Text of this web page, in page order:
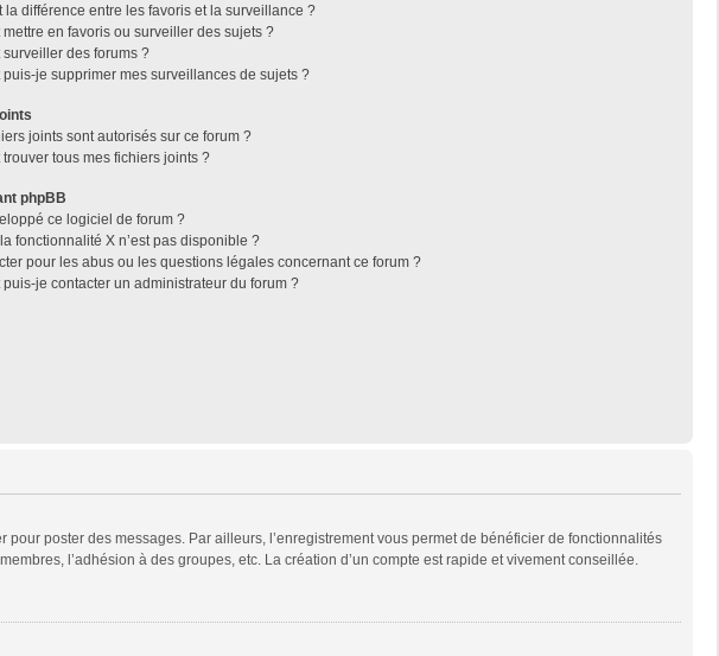
la différence entre les favoris et la surveillance ?
en favoris ou surveiller des sujets ?
surveiller des forums ?
puis-je supprimer mes surveillances de sujets ?
joints sont autorisés sur ce forum ?
tous mes fichiers joints ?
phpBB
ce logiciel de forum ?
fonctionnalité X n’est pas disponible ?
pour les abus ou les questions légales concernant ce forum ?
puis-je contacter un administrateur du forum ?
poster des messages. Par ailleurs, l’enregistrement vous permet de bénéficier de fonctionnalités
l’adhésion à des groupes, etc. La création d’un compte est rapide et vivement conseillée.